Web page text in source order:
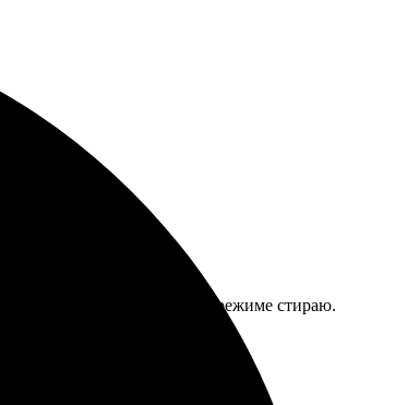
хотя я и на щадящем режиме стираю.